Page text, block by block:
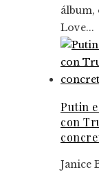
álbum,
Love...
Putin
con
Janice